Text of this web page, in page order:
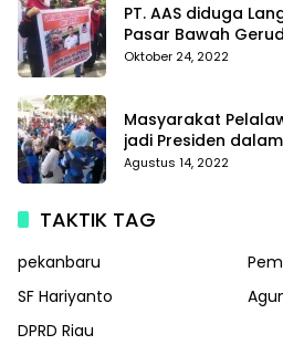
PT. AAS diduga
Pasar Bawah
Pekanbaru
Oktober 24, 2022
Masyarakat
jadi Presiden
Partai Demokrat
Agustus 14, 2022
TAKTIK TAG
pekanbaru
SF Hariyanto
DPRD Riau